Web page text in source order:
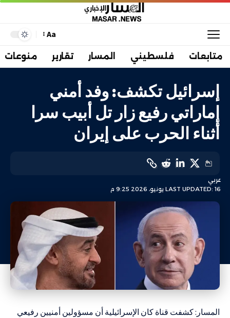
Aa
متابعات فلسطيني المسار تقارير منوعات
إسرائيل تكشف: وفد أمني
إماراتي رفيع زار تل أبيب سرا
أثناء الحرب على إيران
LAST UPDATED: 16 يونيو، 2026 9:25 م
عربي
المسار: كشفت قناة كان الإسرائيلية أن مسؤولين أمنيين رفيعي